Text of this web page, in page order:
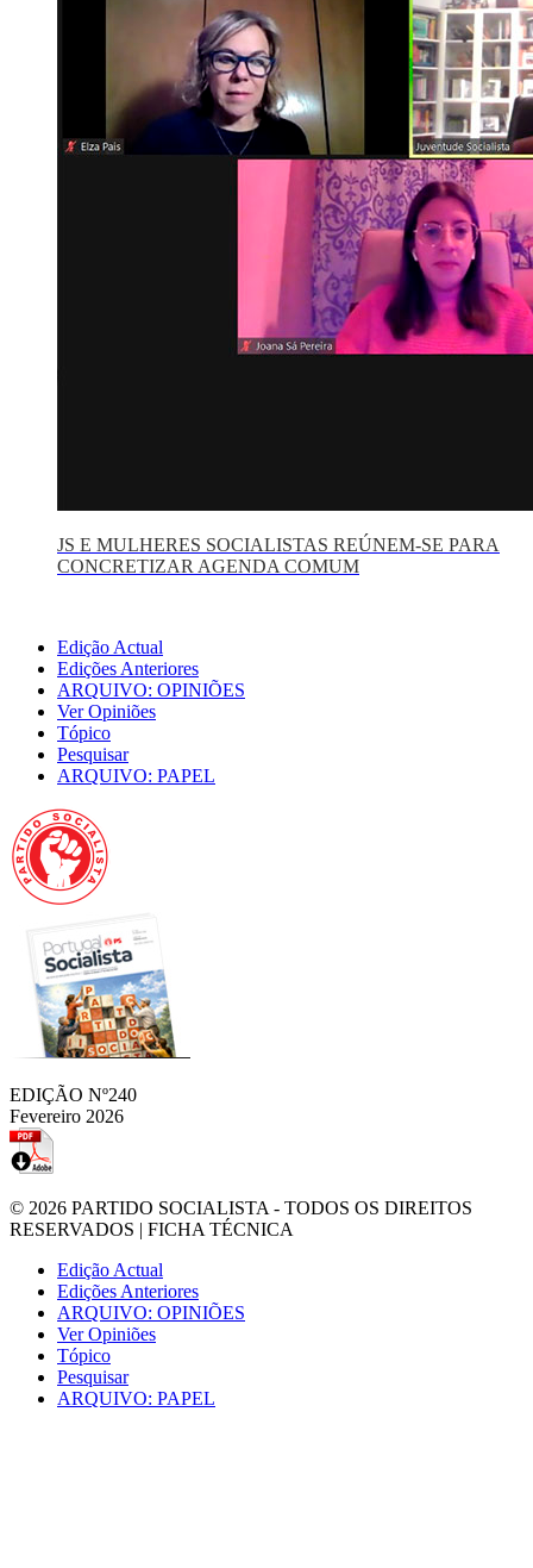
JS E MULHERES SOCIALISTAS REÚNEM-SE PARA
CONCRETIZAR AGENDA COMUM
Edição Actual
Edições Anteriores
ARQUIVO: OPINIÕES
Ver Opiniões
Tópico
Pesquisar
ARQUIVO: PAPEL
EDIÇÃO Nº240
Fevereiro 2026
© 2026 PARTIDO SOCIALISTA - TODOS OS DIREITOS
RESERVADOS | FICHA TÉCNICA
Edição Actual
Edições Anteriores
ARQUIVO: OPINIÕES
Ver Opiniões
Tópico
Pesquisar
ARQUIVO: PAPEL